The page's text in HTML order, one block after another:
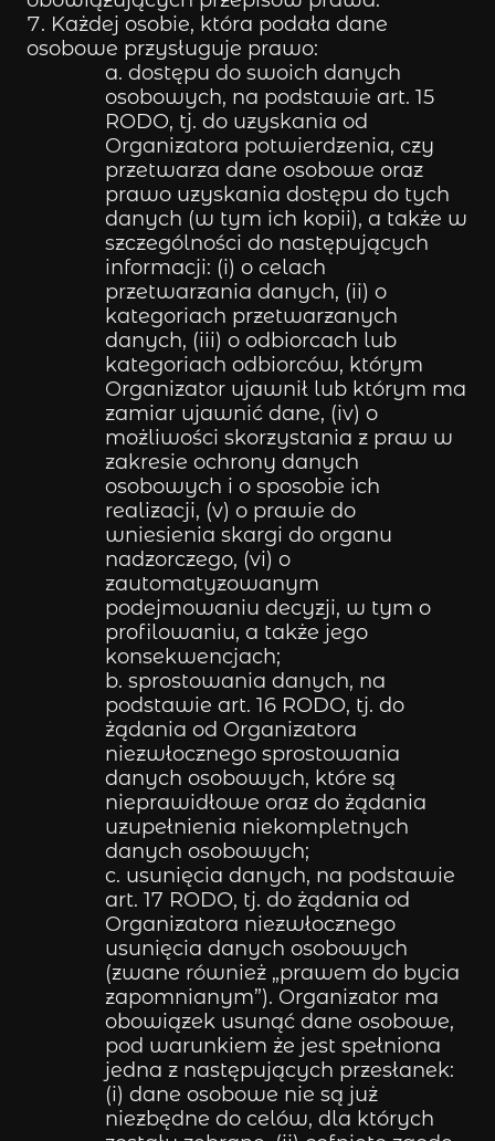
Każdej osobie, która podała dane
osobowe przysługuje prawo:
a. dostępu do swoich danych
osobowych, na podstawie art. 15
RODO, tj. do uzyskania od
Organizatora potwierdzenia, czy
przetwarza dane osobowe oraz
prawo uzyskania dostępu do tych
danych (w tym ich kopii), a także w
szczególności do następujących
informacji: (i) o celach
przetwarzania danych, (ii) o
kategoriach przetwarzanych
danych, (iii) o odbiorcach lub
kategoriach odbiorców, którym
Organizator ujawnił lub którym ma
zamiar ujawnić dane, (iv) o
możliwości skorzystania z praw w
zakresie ochrony danych
osobowych i o sposobie ich
realizacji, (v) o prawie do
wniesienia skargi do organu
nadzorczego, (vi) o
zautomatyzowanym
podejmowaniu decyzji, w tym o
profilowaniu, a także jego
konsekwencjach;
b. sprostowania danych, na
podstawie art. 16 RODO, tj. do
żądania od Organizatora
niezwłocznego sprostowania
danych osobowych, które są
nieprawidłowe oraz do żądania
uzupełnienia niekompletnych
danych osobowych;
c. usunięcia danych, na podstawie
art. 17 RODO, tj. do żądania od
Organizatora niezwłocznego
usunięcia danych osobowych
(zwane również „prawem do bycia
zapomnianym”). Organizator ma
obowiązek usunąć dane osobowe,
pod warunkiem że jest spełniona
jedna z następujących przesłanek:
(i) dane osobowe nie są już
niezbędne do celów, dla których